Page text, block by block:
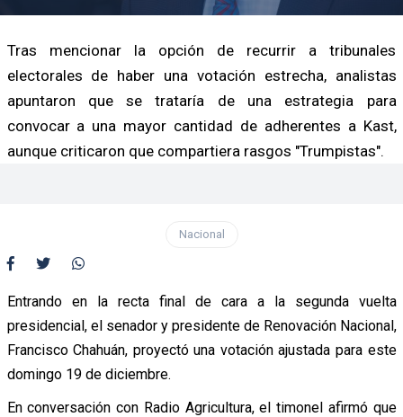
Tras mencionar la opción de recurrir a tribunales
electorales de haber una votación estrecha, analistas
apuntaron que se trataría de una estrategia para
convocar a una mayor cantidad de adherentes a Kast,
aunque criticaron que compartiera rasgos "Trumpistas".
Nacional
Entrando en la recta final de cara a la segunda vuelta
presidencial, el senador y presidente de Renovación Nacional,
Francisco Chahuán, proyectó una votación ajustada para este
domingo 19 de diciembre.
En conversación con Radio Agricultura, el timonel afirmó que